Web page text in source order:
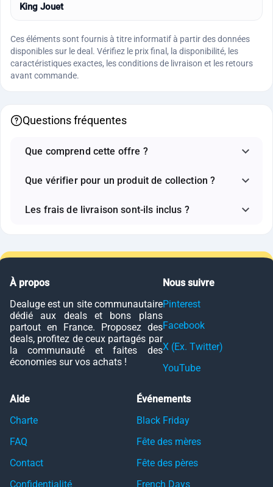
King Jouet
Ces éléments sont fournis à titre informatif à partir des données
disponibles sur le deal. Vérifiez le prix final, la disponibilité, les
caractéristiques exactes, les conditions de livraison et les retours
avant commande.
Questions fréquentes
Que comprend cette offre ?
Que vérifier pour un produit de collection ?
Les frais de livraison sont-ils inclus ?
À propos
Dealuge est un site communautaire
dédié aux deals et bons plans
partout en France. Proposez des
deals, profitez de ceux partagés par
la communauté et faites des
économies sur vos achats !
Nous suivre
Pinterest
Facebook
X (Ex. Twitter)
YouTube
Aide
Charte
FAQ
Contact
Confidentialité
Événements
Black Friday
Fête des mères
Fête des pères
French Days